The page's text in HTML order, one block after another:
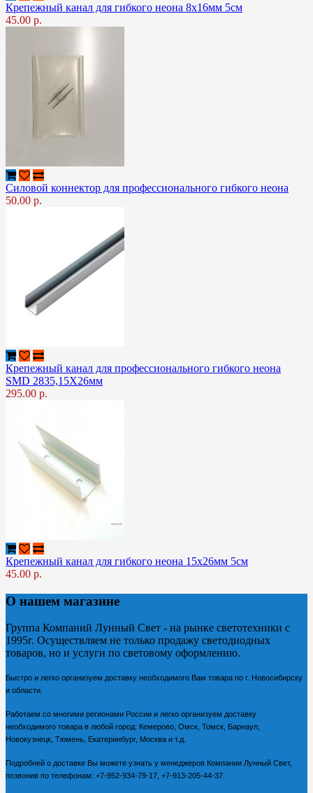
Крепежный канал для гибкого неона 8х16мм 5см
45.00 р.
Силовой коннектор для профессионального гибкого неона
50.00 р.
Крепежный канал для профессионального гибкого неона
SMD 2835,15Х26мм
295.00 р.
Крепежный канал для гибкого неона 15х26мм 5см
45.00 р.
О нашем магазине
Группа Компаний Лунный Свет - на рынке светотехники с
1995г. Осуществляем не только продажу светодиодных
товаров, но и услуги по световому оформлению.
Быстро и легко организуем доставку необходимого Вам товара по г. Новосибирску
и области.
Работаем со многими регионами России и легко организуем доставку
необходимого товара в любой город: Кемерово, Омск, Томск, Барнаул,
Новокузнецк, Тюмень, Екатеринбург, Москва и т.д.
Подробней о доставке Вы можете узнать у менеджеров Компании Лунный Свет,
позвонив по телефонам: +7-952-934-79-17, +7-913-205-44-37.